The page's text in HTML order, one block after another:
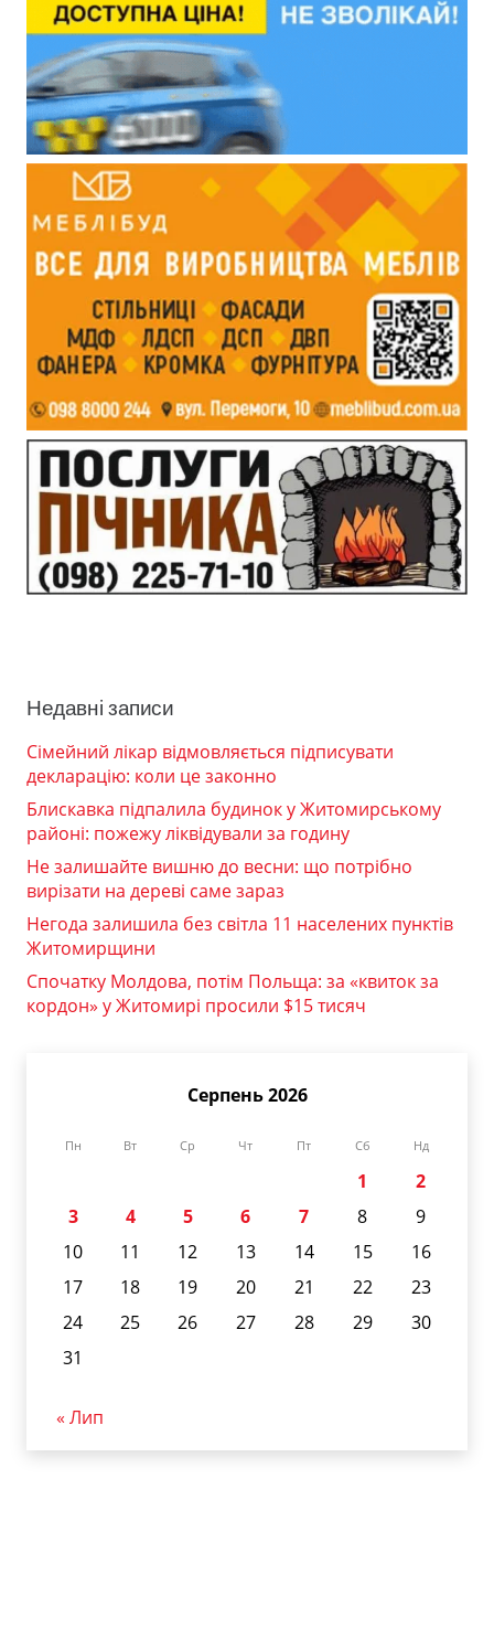
Недавні записи
Сімейний лікар відмовляється підписувати
декларацію: коли це законно
Блискавка підпалила будинок у Житомирському
районі: пожежу ліквідували за годину
Не залишайте вишню до весни: що потрібно
вирізати на дереві саме зараз
Негода залишила без світла 11 населених пунктів
Житомирщини
Спочатку Молдова, потім Польща: за «квиток за
кордон» у Житомирі просили $15 тисяч
Серпень 2026
Пн Вт Ср Чт Пт Сб Нд
1
2
3
4 5 6 7 8
9
10
11 12 13 14 15
16
17
18 19 20 21 22
23
24
25 26 27 28 29
30
31
« Лип